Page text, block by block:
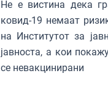
Не е вистина дека
ковид-19 немаат
на Институтот за
јавноста, а кои
се невакцинирани